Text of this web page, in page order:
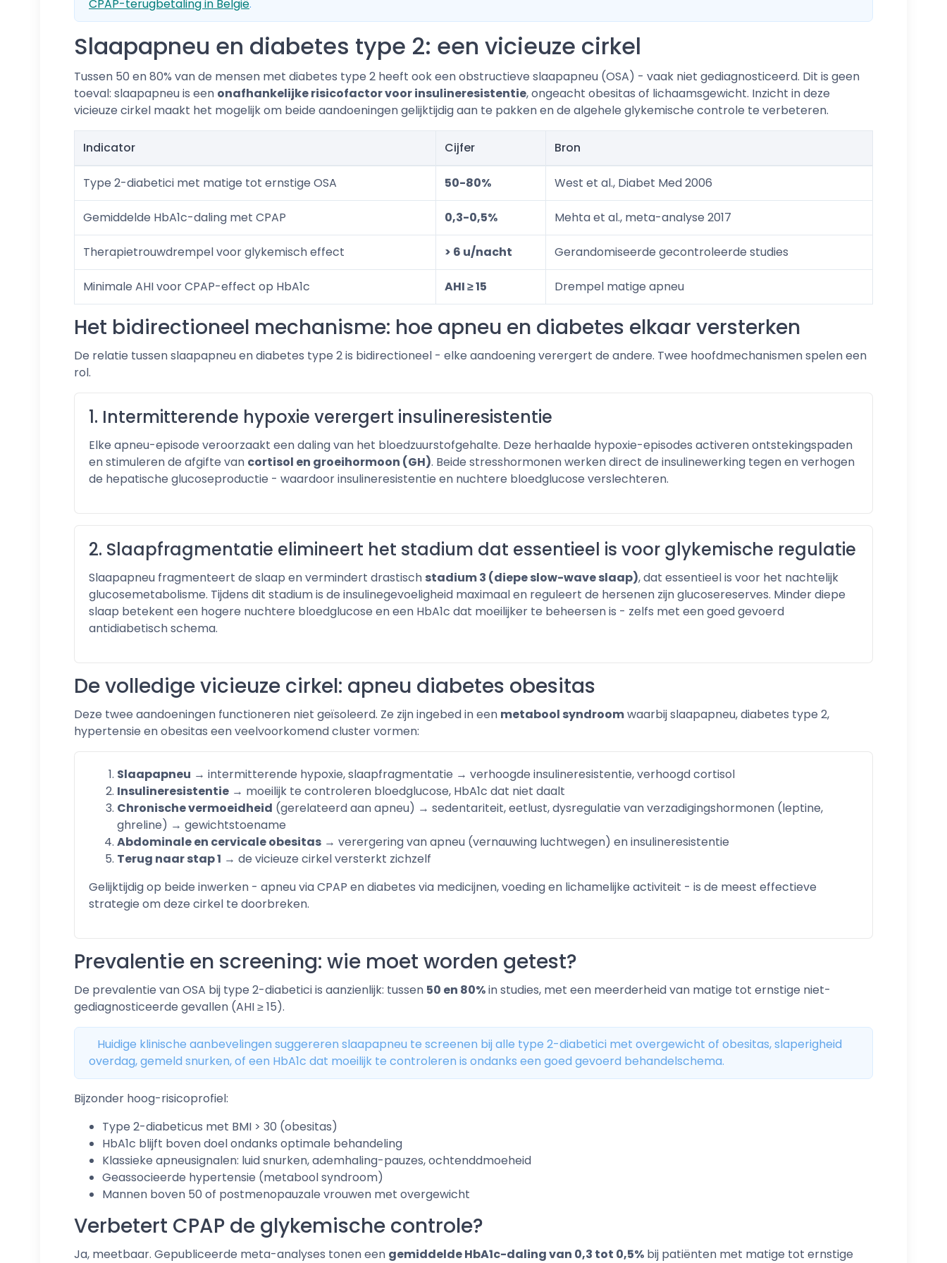
CPAP-terugbetaling in België.
Slaapapneu en diabetes type 2: een vicieuze cirkel
Tussen 50 en 80% van de mensen met diabetes type 2 heeft ook een obstructieve slaapapneu (OSA) - vaak niet gediagnosticeerd. Dit is geen
toeval: slaapapneu is een onafhankelijke risicofactor voor insulineresistentie, ongeacht obesitas of lichaamsgewicht. Inzicht in deze
vicieuze cirkel maakt het mogelijk om beide aandoeningen gelijktijdig aan te pakken en de algehele glykemische controle te verbeteren.
Indicator Cijfer Bron
Type 2-diabetici met matige tot ernstige OSA 50-80% West et al., Diabet Med 2006
Gemiddelde HbA1c-daling met CPAP 0,3-0,5% Mehta et al., meta-analyse 2017
Therapietrouwdrempel voor glykemisch effect > 6 u/nacht Gerandomiseerde gecontroleerde studies
Minimale AHI voor CPAP-effect op HbA1c AHI ≥ 15 Drempel matige apneu
Het bidirectioneel mechanisme: hoe apneu en diabetes elkaar versterken
De relatie tussen slaapapneu en diabetes type 2 is bidirectioneel - elke aandoening verergert de andere. Twee hoofdmechanismen spelen een
rol.
1. Intermitterende hypoxie verergert insulineresistentie
Elke apneu-episode veroorzaakt een daling van het bloedzuurstofgehalte. Deze herhaalde hypoxie-episodes activeren ontstekingspaden
en stimuleren de afgifte van cortisol en groeihormoon (GH). Beide stresshormonen werken direct de insulinewerking tegen en verhogen
de hepatische glucoseproductie - waardoor insulineresistentie en nuchtere bloedglucose verslechteren.
2. Slaapfragmentatie elimineert het stadium dat essentieel is voor glykemische regulatie
Slaapapneu fragmenteert de slaap en vermindert drastisch stadium 3 (diepe slow-wave slaap), dat essentieel is voor het nachtelijk
glucosemetabolisme. Tijdens dit stadium is de insulinegevoeligheid maximaal en reguleert de hersenen zijn glucosereserves. Minder diepe
slaap betekent een hogere nuchtere bloedglucose en een HbA1c dat moeilijker te beheersen is - zelfs met een goed gevoerd
antidiabetisch schema.
De volledige vicieuze cirkel: apneu diabetes obesitas
Deze twee aandoeningen functioneren niet geïsoleerd. Ze zijn ingebed in een metabool syndroomwaarbij slaapapneu, diabetes type 2,
hypertensie en obesitas een veelvoorkomend cluster vormen:
Slaapapneu → intermitterende hypoxie, slaapfragmentatie → verhoogde insulineresistentie, verhoogd cortisol
Insulineresistentie → moeilijk te controleren bloedglucose, HbA1c dat niet daalt
Chronische vermoeidheid (gerelateerd aan apneu) → sedentariteit, eetlust, dysregulatie van verzadigingshormonen (leptine,
ghreline) → gewichtstoename
Abdominale en cervicale obesitas → verergering van apneu (vernauwing luchtwegen) en insulineresistentie
Terug naar stap 1 → de vicieuze cirkel versterkt zichzelf
Gelijktijdig op beide inwerken - apneu via CPAP en diabetes via medicijnen, voeding en lichamelijke activiteit - is de meest effectieve
strategie om deze cirkel te doorbreken.
Prevalentie en screening: wie moet worden getest?
De prevalentie van OSA bij type 2-diabetici is aanzienlijk: tussen 50 en 80%in studies, met een meerderheid van matige tot ernstige niet-
gediagnosticeerde gevallen (AHI ≥ 15).
Huidige klinische aanbevelingen suggereren slaapapneu te screenen bij alle type 2-diabetici met overgewicht of obesitas, slaperigheid
overdag, gemeld snurken, of een HbA1c dat moeilijk te controleren is ondanks een goed gevoerd behandelschema.
Bijzonder hoog-risicoprofiel:
Type 2-diabeticus met BMI > 30 (obesitas)
HbA1c blijft boven doel ondanks optimale behandeling
Klassieke apneusignalen: luid snurken, ademhaling-pauzes, ochtenddmoeheid
Geassocieerde hypertensie (metabool syndroom)
Mannen boven 50 of postmenopauzale vrouwen met overgewicht
Verbetert CPAP de glykemische controle?
Ja, meetbaar. Gepubliceerde meta-analyses tonen een gemiddelde HbA1c-daling van 0,3 tot 0,5% bij patiënten met matige tot ernstige